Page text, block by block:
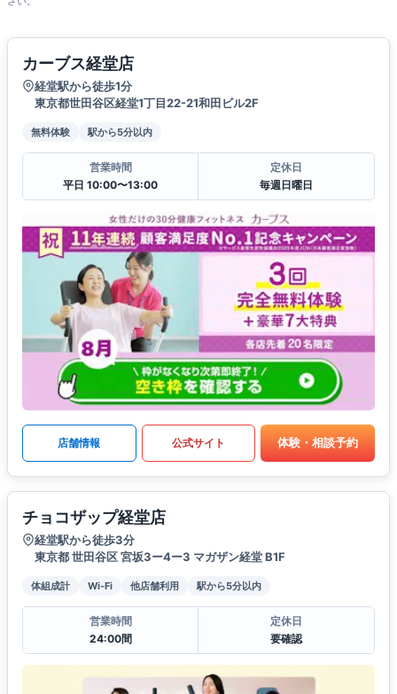
カーブス経堂店
経堂駅から徒歩1分
東京都世田谷区経堂1丁目22-21和田ビル2F
無料体験 駅から5分以内
営業時間
平日 10:00〜13:00
定休日
毎週日曜日
店舗情報 公式サイト 体験・相談予約
チョコザップ経堂店
経堂駅から徒歩3分
東京都 世田谷区 宮坂3ー4ー3 マガザン経堂 B1F
体組成計 Wi-Fi 他店舗利用 駅から5分以内
営業時間
24:00間
定休日
要確認